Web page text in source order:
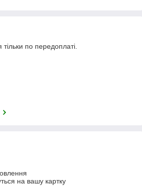
по передоплаті.
на вашу картку